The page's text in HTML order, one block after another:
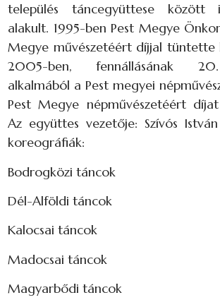
település táncegyüttese között
alakult. 1995-ben Pest Megye
Megye művészetéért díjjal tüntette
2005-ben, fennállásának
alkalmából a Pest megyei
Pest Megye népművészetéért
Az együttes vezetője: Szívós
koreográfiák:
Bodrogközi táncok
Dél-Alföldi táncok
Kalocsai táncok
Madocsai táncok
Magyarbődi táncok